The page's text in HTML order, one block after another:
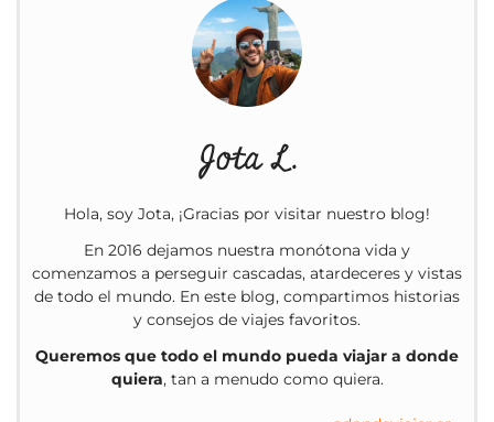
Jota L.
Hola, soy Jota, ¡Gracias por visitar nuestro blog!
En 2016 dejamos nuestra monótona vida y
comenzamos a perseguir cascadas, atardeceres y vistas
de todo el mundo. En este blog, compartimos historias
y consejos de viajes favoritos.
Queremos que todo el mundo pueda viajar a donde
quiera, tan a menudo como quiera.